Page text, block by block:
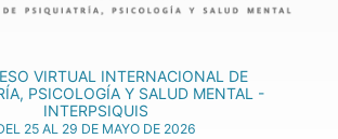
VIRTUAL INTERNACIONAL DE
PSICOLOGÍA Y SALUD MENTAL -
INTERPSIQUIS
25 AL 29 DE MAYO DE 2026